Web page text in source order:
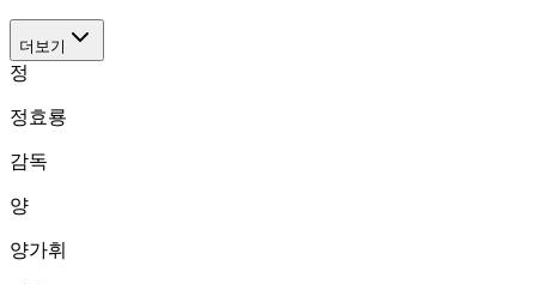
더보기
정
정효룡
감독
양
양가휘